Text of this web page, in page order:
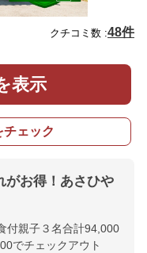
クチコミ数 :48件
表示
ェック
がお得！あさひや
付親子３名合計94,000
でチェックアウト